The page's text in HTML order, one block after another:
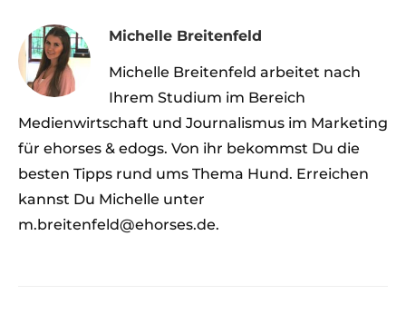
Michelle Breitenfeld
Michelle Breitenfeld arbeitet nach
Ihrem Studium im Bereich
Medienwirtschaft und Journalismus im Marketing
für ehorses & edogs. Von ihr bekommst Du die
besten Tipps rund ums Thema Hund. Erreichen
kannst Du Michelle unter
m.breitenfeld@ehorses.de.